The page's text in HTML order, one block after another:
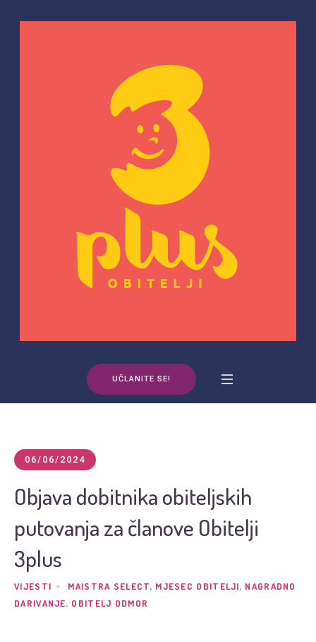
UČLANITE SE!
06/06/2024
Objava dobitnika obiteljskih
putovanja za članove Obitelji
3plus
VIJESTI MAISTRA SELECT, MJESEC OBITELJI, NAGRADNO
DARIVANJE, OBITELJ ODMOR